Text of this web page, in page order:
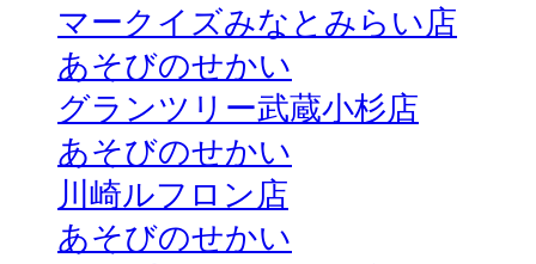
マークイズみなとみらい店
あそびのせかい
グランツリー武蔵小杉店
あそびのせかい
川崎ルフロン店
あそびのせかい